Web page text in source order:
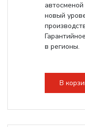
новый
в регионы.
В